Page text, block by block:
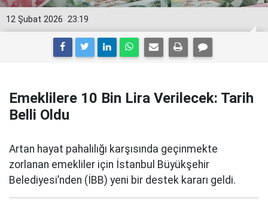
23:19
12 Şubat 2026
Emeklilere 10 Bin Lira Verilecek: Tarih
Belli Oldu
Artan hayat pahalılığı karşısında geçinmekte
zorlanan emekliler için İstanbul Büyükşehir
Belediyesi’nden (İBB) yeni bir destek kararı geldi.